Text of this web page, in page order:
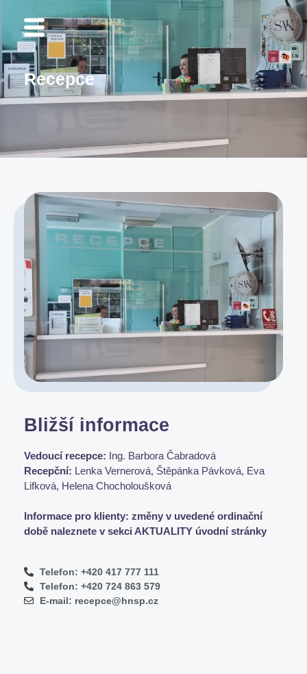
Recepce
Bližší informace
Vedoucí recepce: Ing. Barbora Čabradová
Recepční: Lenka Vernerová, Štěpánka Pávková, Eva
Lifková, Helena Chocholoušková
Informace pro klienty: změny v uvedené ordinační
době naleznete v sekci AKTUALITY úvodní stránky
Telefon: +420 417 777 111
Telefon: +420 724 863 579
E-mail: recepce@hnsp.cz